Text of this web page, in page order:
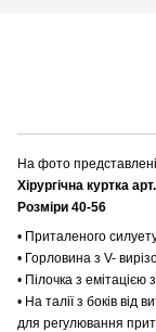
На фото
Хірургічна куртка
Розміри 40-56
• Приталеного
• Горловина з V-
• Пілочка з емітацією
• На талії з боків від
для регулювання